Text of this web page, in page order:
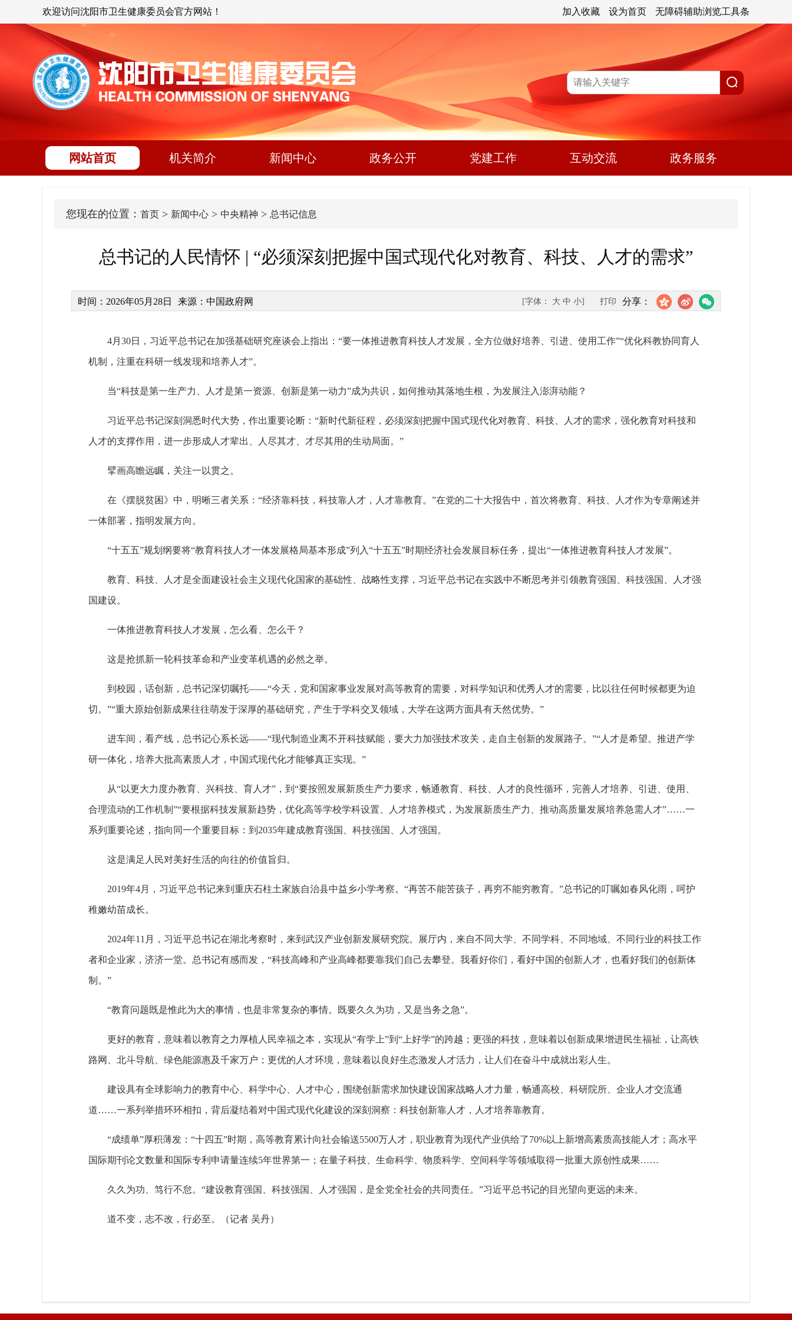
欢迎访问沈阳市卫生健康委员会官方网站！ 无障碍辅助浏览工具条
设为首页
加入收藏
网站首页 机关简介 新闻中心 政务公开 党建工作 互动交流 政务服务
您现在的位置： 首页 > 新闻中心 > 中央精神 > 总书记信息
总书记的人民情怀 | “必须深刻把握中国式现代化对教育、科技、人才的需求”
时间：2026年05月28日 来源：中国政府网 分享：
[字体： 大 中 小] 打印
4月30日，习近平总书记在加强基础研究座谈会上指出：“要一体推进教育科技人才发展，全方位做好培养、引进、使用工作”“优化科教协同育人
机制，注重在科研一线发现和培养人才”。
当“科技是第一生产力、人才是第一资源、创新是第一动力”成为共识，如何推动其落地生根，为发展注入澎湃动能？
习近平总书记深刻洞悉时代大势，作出重要论断：“新时代新征程，必须深刻把握中国式现代化对教育、科技、人才的需求，强化教育对科技和
人才的支撑作用，进一步形成人才辈出、人尽其才、才尽其用的生动局面。”
擘画高瞻远瞩，关注一以贯之。
在《摆脱贫困》中，明晰三者关系：“经济靠科技，科技靠人才，人才靠教育。”在党的二十大报告中，首次将教育、科技、人才作为专章阐述并
一体部署，指明发展方向。
“十五五”规划纲要将“教育科技人才一体发展格局基本形成”列入“十五五”时期经济社会发展目标任务，提出“一体推进教育科技人才发展”。
教育、科技、人才是全面建设社会主义现代化国家的基础性、战略性支撑，习近平总书记在实践中不断思考并引领教育强国、科技强国、人才强
国建设。
一体推进教育科技人才发展，怎么看、怎么干？
这是抢抓新一轮科技革命和产业变革机遇的必然之举。
到校园，话创新，总书记深切嘱托——“今天，党和国家事业发展对高等教育的需要，对科学知识和优秀人才的需要，比以往任何时候都更为迫
切。”“重大原始创新成果往往萌发于深厚的基础研究，产生于学科交叉领域，大学在这两方面具有天然优势。”
进车间，看产线，总书记心系长远——“现代制造业离不开科技赋能，要大力加强技术攻关，走自主创新的发展路子。”“人才是希望。推进产学
研一体化，培养大批高素质人才，中国式现代化才能够真正实现。”
从“以更大力度办教育、兴科技、育人才”，到“要按照发展新质生产力要求，畅通教育、科技、人才的良性循环，完善人才培养、引进、使用、
合理流动的工作机制”“要根据科技发展新趋势，优化高等学校学科设置、人才培养模式，为发展新质生产力、推动高质量发展培养急需人才”……一
系列重要论述，指向同一个重要目标：到2035年建成教育强国、科技强国、人才强国。
这是满足人民对美好生活的向往的价值旨归。
2019年4月，习近平总书记来到重庆石柱土家族自治县中益乡小学考察。“再苦不能苦孩子，再穷不能穷教育。”总书记的叮嘱如春风化雨，呵护
稚嫩幼苗成长。
2024年11月，习近平总书记在湖北考察时，来到武汉产业创新发展研究院。展厅内，来自不同大学、不同学科、不同地域、不同行业的科技工作
者和企业家，济济一堂。总书记有感而发，“科技高峰和产业高峰都要靠我们自己去攀登。我看好你们，看好中国的创新人才，也看好我们的创新体
制。”
“教育问题既是惟此为大的事情，也是非常复杂的事情。既要久久为功，又是当务之急”。
更好的教育，意味着以教育之力厚植人民幸福之本，实现从“有学上”到“上好学”的跨越；更强的科技，意味着以创新成果增进民生福祉，让高铁
路网、北斗导航、绿色能源惠及千家万户；更优的人才环境，意味着以良好生态激发人才活力，让人们在奋斗中成就出彩人生。
建设具有全球影响力的教育中心、科学中心、人才中心，围绕创新需求加快建设国家战略人才力量，畅通高校、科研院所、企业人才交流通
道……一系列举措环环相扣，背后凝结着对中国式现代化建设的深刻洞察：科技创新靠人才，人才培养靠教育。
“成绩单”厚积薄发：“十四五”时期，高等教育累计向社会输送5500万人才，职业教育为现代产业供给了70%以上新增高素质高技能人才；高水平
国际期刊论文数量和国际专利申请量连续5年世界第一；在量子科技、生命科学、物质科学、空间科学等领域取得一批重大原创性成果……
久久为功、笃行不怠。“建设教育强国、科技强国、人才强国，是全党全社会的共同责任。”习近平总书记的目光望向更远的未来。
道不变，志不改，行必至。（记者 吴丹）